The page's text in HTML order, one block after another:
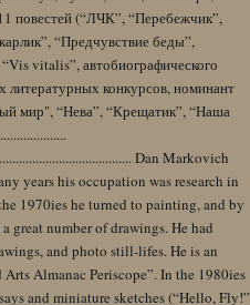
повестей (“ЛЧК”, “Перебежчик”,
“Предчувствие беды”,
vitalis”, автобиографического
литературных конкурсов, номинант
мир", “Нева”, “Крещатик”, “Наша
Dan Markovich
years his occupation was research in
1970ies he turned to painting, and by
great number of drawings. He had
and photo still-lifes. He is an
Almanac Periscope”. In the 1980ies
and miniature sketches (“Hello, Fly!”